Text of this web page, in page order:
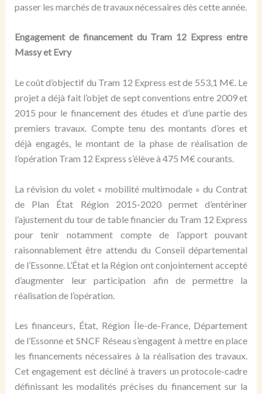
passer les marchés de travaux nécessaires dès cette année.
Engagement de financement du Tram 12 Express entre
Massy et Evry
Le coût d’objectif du Tram 12 Express est de 553,1 M€. Le
projet a déjà fait l’objet de sept conventions entre 2009 et
2015 pour le financement des études et d’une partie des
premiers travaux. Compte tenu des montants d’ores et
déjà engagés, le montant de la phase de réalisation de
l’opération Tram 12 Express s’élève à 475 M€ courants.
La révision du volet « mobilité multimodale » du Contrat
de Plan État Région 2015-2020 permet d’entériner
l’ajustement du tour de table financier du Tram 12 Express
pour tenir notamment compte de l’apport pouvant
raisonnablement être attendu du Conseil départemental
de l’Essonne. L’État et la Région ont conjointement accepté
d’augmenter leur participation afin de permettre la
réalisation de l’opération.
Les financeurs, État, Région Île-de-France, Département
de l’Essonne et SNCF Réseau s’engagent à mettre en place
les financements nécessaires à la réalisation des travaux.
Cet engagement est décliné à travers un protocole-cadre
définissant les modalités précises du financement sur la